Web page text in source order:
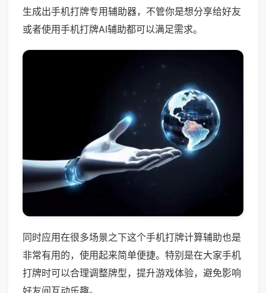
生成出手机打牌专用辅助器，不管你是想分享给好友
或者使用手机打牌AI辅助都可以满足需求。
同时应用在很多场景之下这个手机打牌计算辅助也是
非常有用的，使用起来简单便捷。特别是在大家手机
打牌时可以合理调整牌型，提升游戏体验，避免影响